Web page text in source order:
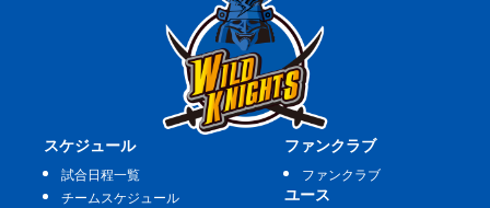
スケジュール
試合日程一覧
チームスケジュール
ファンクラブ
ファンクラブ
ユース